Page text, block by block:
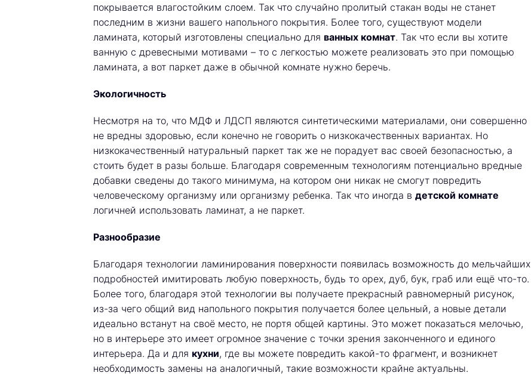
покрывается влагостойким слоем. Так что случайно пролитый стакан воды не станет
последним в жизни вашего напольного покрытия. Более того, существуют модели
ламината, который изготовлены специально для ванных комнат. Так что если вы хотите
ванную с древесными мотивами – то с легкостью можете реализовать это при помощью
ламината, а вот паркет даже в обычной комнате нужно беречь.
Экологичность
Несмотря на то, что МДФ и ЛДСП являются синтетическими материалами, они совершенно
не вредны здоровью, если конечно не говорить о низкокачественных вариантах. Но
низкокачественный натуральный паркет так же не порадует вас своей безопасностью, а
стоить будет в разы больше. Благодаря современным технологиям потенциально вредные
добавки сведены до такого минимума, на котором они никак не смогут повредить
человеческому организму или организму ребенка. Так что иногда в детской комнате
логичней использовать ламинат, а не паркет.
Разнообразие
Благодаря технологии ламинирования поверхности появилась возможность до мельчайших
подробностей имитировать любую поверхность, будь то орех, дуб, бук, граб или ещё что-то.
Более того, благодаря этой технологии вы получаете прекрасный равномерный рисунок,
из-за чего общий вид напольного покрытия получается более цельный, а новые детали
идеально встанут на своё место, не портя общей картины. Это может показаться мелочью,
но в интерьере это имеет огромное значение с точки зрения законченного и единого
интерьера. Да и для кухни, где вы можете повредить какой-то фрагмент, и возникнет
необходимость замены на аналогичный, такие возможности крайне актуальны.